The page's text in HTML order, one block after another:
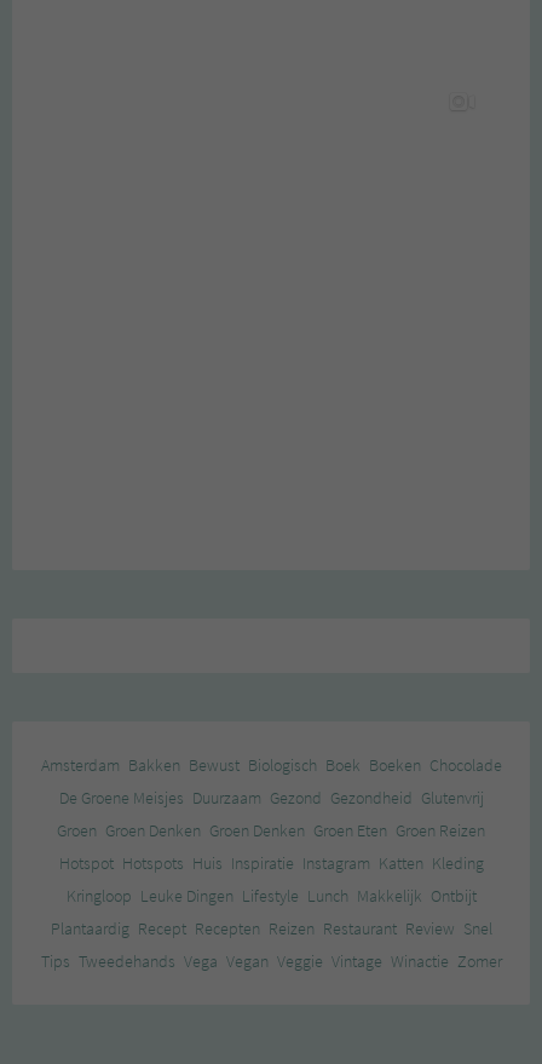
Amsterdam Bakken Bewust Biologisch Boek Boeken Chocolade
De Groene Meisjes Duurzaam Gezond Gezondheid Glutenvrij
Groen Groen Denken Groen Denken Groen Eten Groen Reizen
Hotspot Hotspots Huis Inspiratie Instagram Katten Kleding
Kringloop Leuke Dingen Lifestyle Lunch Makkelijk Ontbijt
Plantaardig Recept Recepten Reizen Restaurant Review Snel
Tips Tweedehands Vega Vegan Veggie Vintage Winactie Zomer